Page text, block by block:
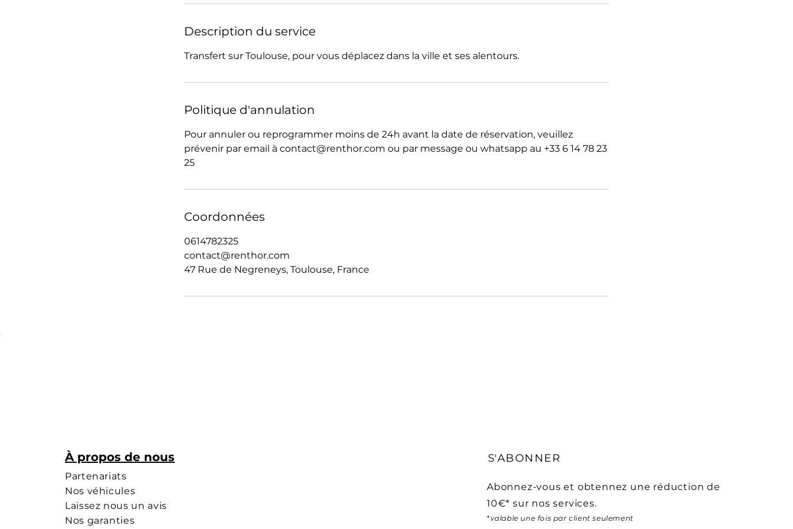
Description du service
Transfert sur Toulouse, pour vous déplacez dans la ville et ses alentours.
Politique d'annulation
Pour annuler ou reprogrammer moins de 24h avant la date de réservation, veuillez
prévenir par email à contact@renthor.com ou par message ou whatsapp au +33 6 14 78 23
25
Coordonnées
0614782325
contact@renthor.com
47 Rue de Negreneys, Toulouse, France
À propos de nous
Partenariats
Nos véhicules
Laissez nous un avis
Nos garanties
S'ABONNER
Abonnez-vous et obtennez une réduction de
10€* sur nos services.
*valable une fois par client seulement